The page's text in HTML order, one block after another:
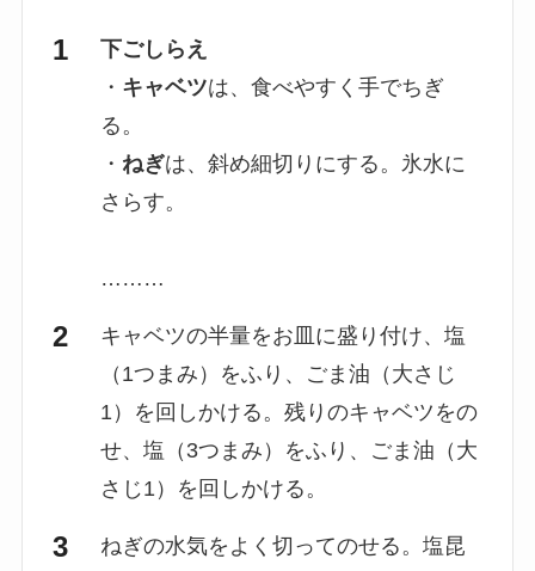
下ごしらえ
・ キャベツは、食べやすく手でちぎ
る。
・ ねぎは、斜め細切りにする。氷水に
さらす。
………
キャベツの半量をお皿に盛り付け、塩
（1つまみ）をふり、ごま油（大さじ
1）を回しかける。残りのキャベツをの
せ、塩（3つまみ）をふり、ごま油（大
さじ1）を回しかける。
ねぎの水気をよく切ってのせる。塩昆